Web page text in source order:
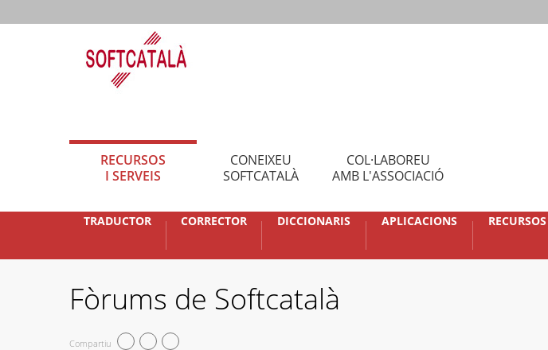
RECURSOS
I SERVEIS
CONEIXEU
SOFTCATALÀ
COL·LABOREU
AMB L'ASSOCIACIÓ
TRADUCTOR CORRECTOR DICCIONARIS APLICACIONS
Fòrums de Softcatalà
Compartiu